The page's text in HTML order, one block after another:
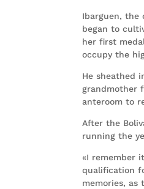
Ibarguen, the
began to
her first
occupy the
He sheathed
grandmother
anteroom to
After the
running the
«I remember
qualification
memories, as